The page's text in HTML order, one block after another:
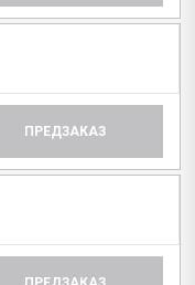
ПРЕДЗАКАЗ